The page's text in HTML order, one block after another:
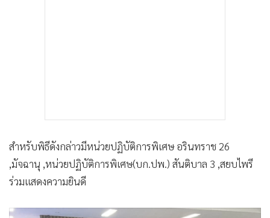
สำหรับพิธีดังกล่าวมีหน่วยปฏิบัติการพิเศษ อรินทราช 26
,มัจฉานุ ,หน่วยปฏิบัติการพิเศษ(บก.ปพ.) สันติบาล 3 ,สยบไพรี
ร่วมแสดงความยินดี